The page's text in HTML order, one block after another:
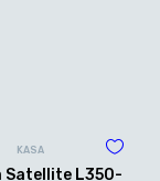
KASA
Satellite L350-